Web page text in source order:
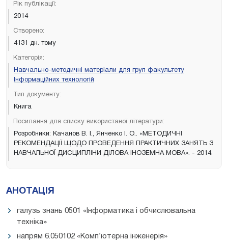
Рік публікації:
2014
Створено:
4131 дн. тому
Категорія:
Навчально-методичні матеріали для груп факультету
Інформаційних технологій
Тип документу:
Книга
Посилання для списку використаної літератури:
Розробники: Качанов В. І., Янченко І. О.. «МЕТОДИЧНІ
РЕКОМЕНДАЦІЇ ЩОДО ПРОВЕДЕННЯ ПРАКТИЧНИХ ЗАНЯТЬ З
НАВЧАЛЬНОЇ ДИСЦИПЛІНИ ДІЛОВА ІНОЗЕМНА МОВА». - 2014.
АНОТАЦІЯ
галузь знань 0501 «Інформатика і обчислювальна
техніка»
напрям 6.050102 «Комп’ютерна інженерія»